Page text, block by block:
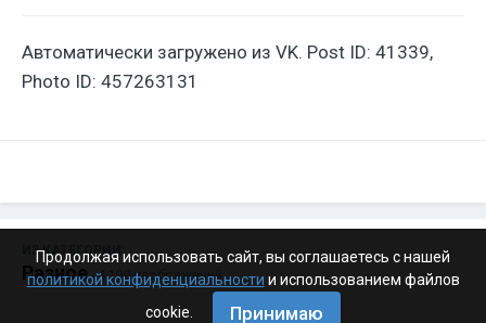
Автоматически загружено из VK. Post ID: 41339,
Photo ID: 457263131
ИЗ КАТЕГОРИИ:
Разное · 4 199 изображений
Продолжая использовать сайт, вы соглашаетесь с нашей
политикой конфиденциальности и использованием файлов
cookie.
Принимаю